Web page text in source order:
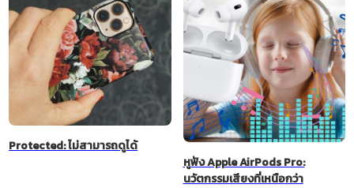
Protected: ไม่สามารถดูได้
หูฟัง Apple AirPods Pro:
นวัตกรรมเสียงที่เหนือกว่า